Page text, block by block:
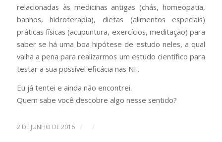
relacionadas às medicinas antigas (chás, homeopatia,
banhos, hidroterapia), dietas (alimentos especiais)
práticas físicas (acupuntura, exercícios, meditação) para
saber se há uma boa hipótese de estudo neles, a qual
valha a pena para realizarmos um estudo científico para
testar a sua possível eficácia nas NF.
Eu já tentei e ainda não encontrei.
Quem sabe você descobre algo nesse sentido?
2 DE JUNHO DE 2016 / /